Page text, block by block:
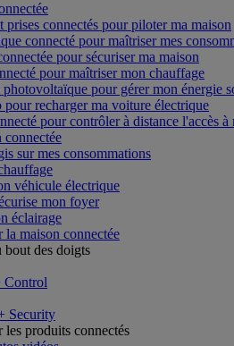
prises connectés pour piloter ma maison
connecté pour maîtriser mes
pour sécuriser ma maison
pour maîtriser mon chauffage
photovoltaïque pour gérer mon énergie
pour recharger ma voiture électrique
pour contrôler à distance l'accès à
connectée
sur mes consommations
véhicule électrique
mon foyer
éclairage
la maison connectée
bout des doigts
Control
Security
produits connectés